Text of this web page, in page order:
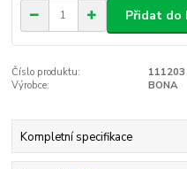
Přidat do
Číslo produktu:
111203
Výrobce:
BONA
Kompletní specifikace